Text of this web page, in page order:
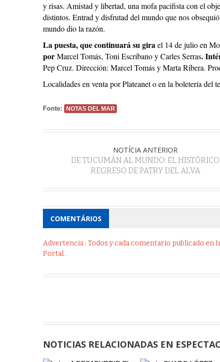
y risas. Amistad y libertad, una mofa pacifista con el
distintos. Entrad y disfrutad del mundo que nos
mundo dio la razón.
La puesta, que continuará su girael 14 de julio en
porMarcel Tomás, Toni Escribano y Carles Serras.
Pep Cruz. Dirección: Marcel Tomás y Marta Ribera.
Localidades en venta por Plateanet o en la boletería del
Fonte: NOTAS DEL MAR
NOTÍCIA ANTERIOR
DE TUCUMÁN AL MUNDO: EL HISTÓRICO
REGRESO DE PATRY DEL ALVA
COMENTÁRIOS
Advertencia : Todos y cada comentario publicado
Portal .
NOTICIAS RELACIONADAS EN